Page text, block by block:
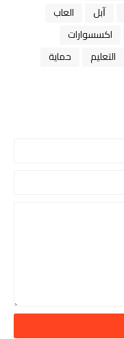
ﺁﺑﻞ
العاب
اكسسوارات
التعليم
حماية